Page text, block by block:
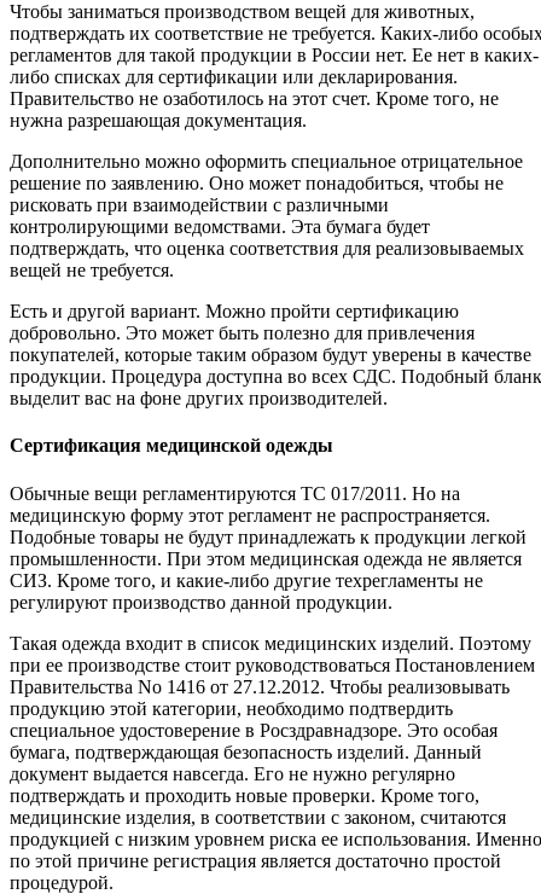
Чтобы заниматься производством вещей для животных,
подтверждать их соответствие не требуется. Каких-либо
регламентов для такой продукции в России нет. Ее нет в каких-
либо списках для сертификации или декларирования.
Правительство не озаботилось на этот счет. Кроме того, не
нужна разрешающая документация.
Дополнительно можно оформить специальное отрицательное
решение по заявлению. Оно может понадобиться, чтобы не
рисковать при взаимодействии с различными
контролирующими ведомствами. Эта бумага будет
подтверждать, что оценка соответствия для реализовываемых
вещей не требуется.
Есть и другой вариант. Можно пройти сертификацию
добровольно. Это может быть полезно для привлечения
покупателей, которые таким образом будут уверены в качестве
продукции. Процедура доступна во всех СДС. Подобный бланк
выделит вас на фоне других производителей.
Сертификация медицинской одежды
Обычные вещи регламентируются ТС 017/2011. Но на
медицинскую форму этот регламент не распространяется.
Подобные товары не будут принадлежать к продукции легкой
промышленности. При этом медицинская одежда не является
СИЗ. Кроме того, и какие-либо другие техрегламенты не
регулируют производство данной продукции.
Такая одежда входит в список медицинских изделий. Поэтому
при ее производстве стоит руководствоваться Постановлением
Правительства No 1416 от 27.12.2012. Чтобы реализовывать
продукцию этой категории, необходимо подтвердить
специальное удостоверение в Росздравнадзоре. Это особая
бумага, подтверждающая безопасность изделий. Данный
документ выдается навсегда. Его не нужно регулярно
подтверждать и проходить новые проверки. Кроме того,
медицинские изделия, в соответствии с законом, считаются
продукцией с низким уровнем риска ее использования. Именно
по этой причине регистрация является достаточно простой
процедурой.